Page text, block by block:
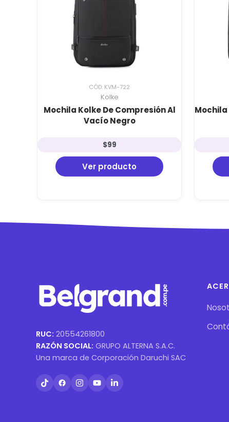
CÓD: KVM-722
Kolke
Mochila Kolke De Compresión Al
Vacío Negro
$99
Ver producto
RUC: 20554261800
RAZÓN SOCIAL: GRUPO ALTERNA S.A.C.
Una marca de Corporación Daruchi SAC